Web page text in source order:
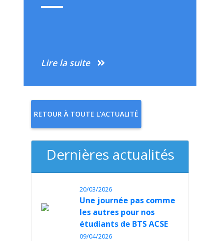
Lire la suite
RETOUR À TOUTE L'ACTUALITÉ
Dernières actualités
20/03/2026
Une journée pas comme
les autres pour nos
étudiants de BTS ACSE
09/04/2026